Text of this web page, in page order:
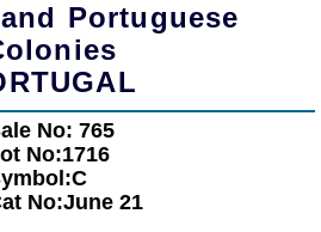
Portuguese
No: 765
No:1716
No:June 21